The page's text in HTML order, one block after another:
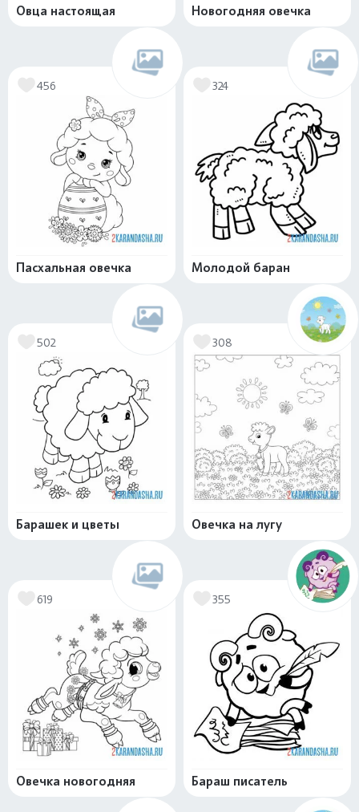
Овца настоящая Новогодняя овечка
456
Пасхальная овечка
324
Молодой баран
502
Барашек и цветы
308
Овечка на лугу
619
Овечка новогодняя
355
Бараш писатель